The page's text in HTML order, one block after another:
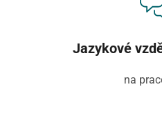
Jazykové
na